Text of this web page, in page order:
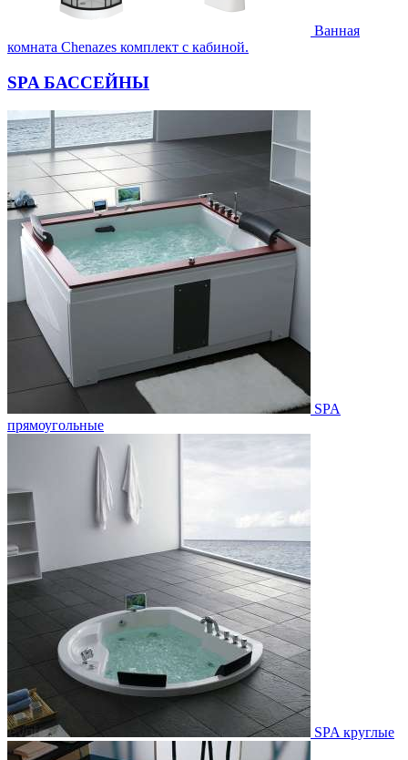
Ванная
комната Chenazes комплект с кабиной.
SPA БАССЕЙНЫ
SPA
прямоугольные
SPA круглые